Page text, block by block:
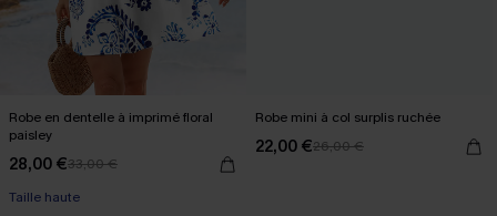
Robe en dentelle à imprimé floral
paisley
28,00 €33,00 €
Taille haute
Robe mini à col surplis ruchée
22,00 €26,00 €